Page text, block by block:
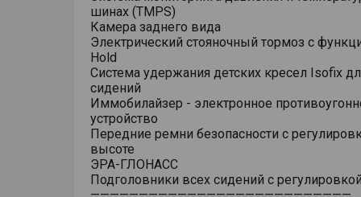
шинах (TMPS)
Камера заднего вида
Электрический стояночный тормоз с
Hold
Система удержания детских кресел Isofix
сидений
Иммобилайзер - электронное
устройство
Передние ремни безопасности с
высоте
ЭРА-ГЛОНАСС
Подголовники всех сидений с